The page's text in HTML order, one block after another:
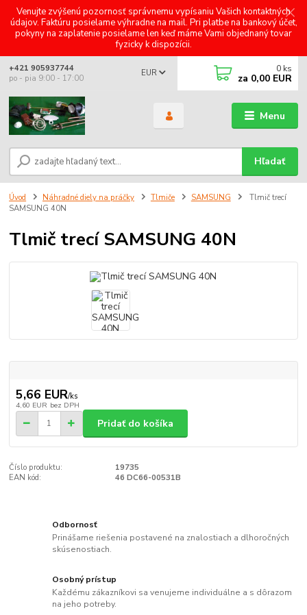
Venujte zvýšenú pozornosť správnemu vypísaniu Vašich kontaktných
údajov. Faktúru posielame výhradne na mail. Pri platbe na bankový účet,
pokyny na zaplatenie posielame len keď máme Vami objednaný tovar
fyzicky k dispozícii.
Menu
EUR
Hľadať
+421 905937744
po - pia 9:00 - 17:00
0 ks
za 0,00 EUR
Úvod Náhradné diely na práčky Tlmiče SAMSUNG
Tlmič trecí
SAMSUNG 40N
Tlmič trecí SAMSUNG 40N
5,66 EUR/ks
4,60 EUR bez DPH
Pridať do košíka
Číslo produktu:
19735
EAN kód:
46 DC66-00531B
Odbornosť
Prinášame riešenia postavené na znalostiach a dlhoročných
skúsenostiach.
Osobný prístup
Každému zákazníkovi sa venujeme individuálne a s dôrazom
na jeho potreby.